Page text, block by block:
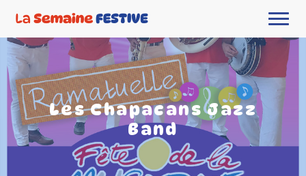
Les Chapacans Jazz
Band